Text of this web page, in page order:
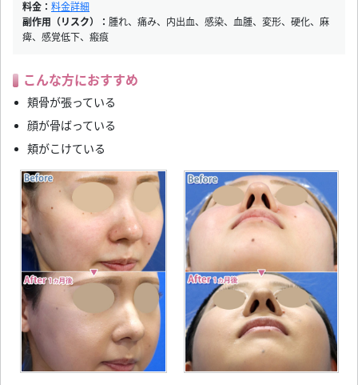
料金： 料金詳細
副作用（リスク）： 腫れ、痛み、内出血、感染、血腫、変形、硬化、麻
痺、感覚低下、瘢痕
こんな方におすすめ
頬骨が張っている
顔が骨ばっている
頬がこけている